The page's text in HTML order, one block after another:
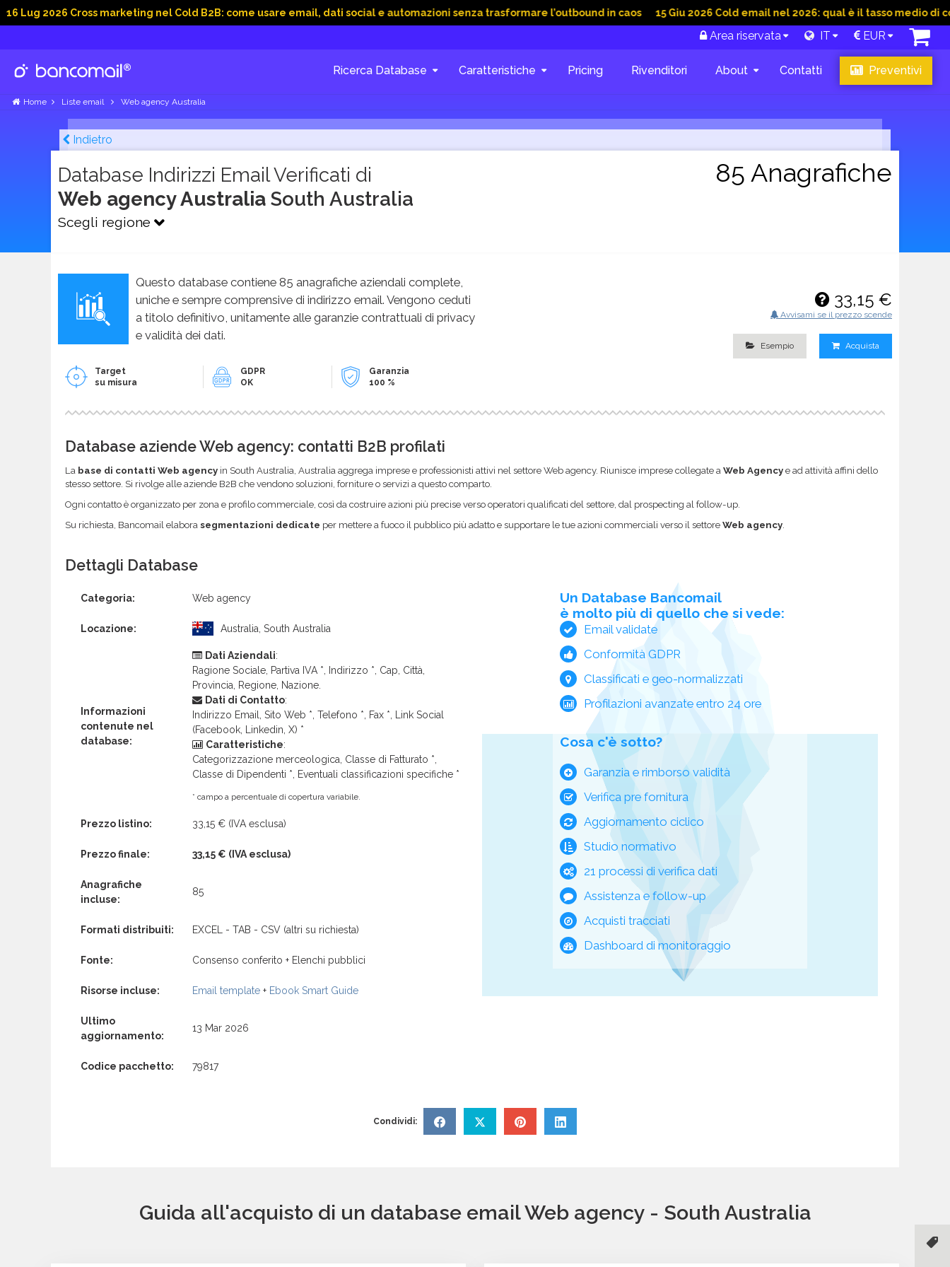
Cross marketing nel Cold B2B: come usare email, dati social e automazioni senza trasformare l’outbound in caos 15 Giu 2026 Cold email nel 2026: qual è il tasso medio di
Area riservata IT EUR
Ricerca Database Caratteristiche Pricing Rivenditori About Contatti Preventivi
Home Liste email Web agency Australia
Indietro
Database Indirizzi Email Verificati di
Web agency Australia South Australia
Scegli regione
85 Anagrafiche
Questo database contiene 85 anagrafiche aziendali complete,
uniche e sempre comprensive di indirizzo email. Vengono ceduti
a titolo definitivo, unitamente alle garanzie contrattuali di privacy
e validità dei dati.
Target
su misura
GDPR
OK
Garanzia
100 %
33,15 €
Avvisami se il prezzo scende
Esempio Acquista
Database aziende Web agency: contatti B2B profilati
La base di contatti Web agency in South Australia, Australia aggrega imprese e professionisti attivi nel settore Web agency. Riunisce imprese collegate a Web Agency e ad attività affini dello
stesso settore. Si rivolge alle aziende B2B che vendono soluzioni, forniture o servizi a questo comparto.
Ogni contatto è organizzato per zona e profilo commerciale, così da costruire azioni più precise verso operatori qualificati del settore, dal prospecting al follow-up.
Su richiesta, Bancomail elabora segmentazioni dedicate per mettere a fuoco il pubblico più adatto e supportare le tue azioni commerciali verso il settore Web agency
Dettagli Database
Categoria: Web agency
Locazione: Australia, South Australia
Informazioni
contenute nel
database:
Dati Aziendali:
Ragione Sociale, Partiva IVA *, Indirizzo *, Cap, Città,
Provincia, Regione, Nazione.
Dati di Contatto:
Indirizzo Email, Sito Web *, Telefono *, Fax *, Link Social
(Facebook, Linkedin, X) *
Caratteristiche:
Categorizzazione merceologica, Classe di Fatturato *,
Classe di Dipendenti *, Eventuali classificazioni specifiche *
* campo a percentuale di copertura variabile.
Prezzo listino: 33,15 € (IVA esclusa)
Prezzo finale: 33,15 € (IVA esclusa)
Anagrafiche
incluse:
85
Formati distribuiti: EXCEL - TAB - CSV (altri su richiesta)
Fonte: Consenso conferito + Elenchi pubblici
Risorse incluse: Email template + Ebook Smart Guide
Ultimo
aggiornamento:
13 Mar 2026
Codice pacchetto: 79817
Un Database Bancomail
è molto più di quello che si vede:
Email validate
Conformità GDPR
Classificati e geo-normalizzati
Profilazioni avanzate entro 24 ore
Cosa c'è sotto?
Garanzia e rimborso validità
Verifica pre fornitura
Aggiornamento ciclico
Studio normativo
21 processi di verifica dati
Assistenza e follow-up
Acquisti tracciati
Dashboard di monitoraggio
Condividi:
Guida all'acquisto di un database email Web agency - South Australia